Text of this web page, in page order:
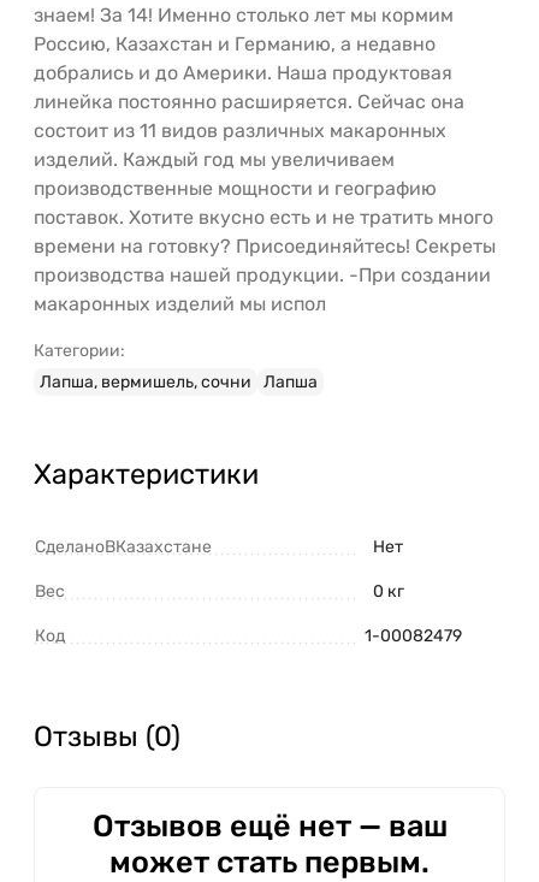
знаем! За 14! Именно столько лет мы кормим
Россию, Казахстан и Германию, а недавно
добрались и до Америки. Наша продуктовая
линейка постоянно расширяется. Сейчас она
состоит из 11 видов различных макаронных
изделий. Каждый год мы увеличиваем
производственные мощности и географию
поставок. Хотите вкусно есть и не тратить много
времени на готовку? Присоединяйтесь! Секреты
производства нашей продукции. -При создании
макаронных изделий мы испол
Категории:
Лапша, вермишель, сочни
Лапша
Характеристики
СделаноВКазахстане Нет
Вес 0 кг
Код 1-00082479
Отзывы (0)
Отзывов ещё нет — ваш
может стать первым.